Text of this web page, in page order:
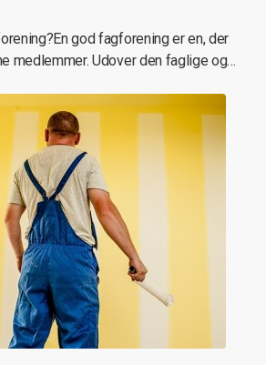
god fagforening er en, der
medlemmer. Udover den faglige og…